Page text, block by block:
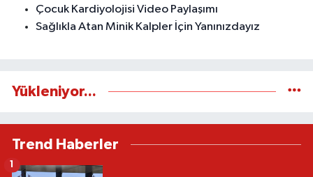
Çocuk Kardiyolojisi Video Paylaşımı
Sağlıkla Atan Minik Kalpler İçin Yanınızdayız
Yükleniyor...
Trend Haberler
1